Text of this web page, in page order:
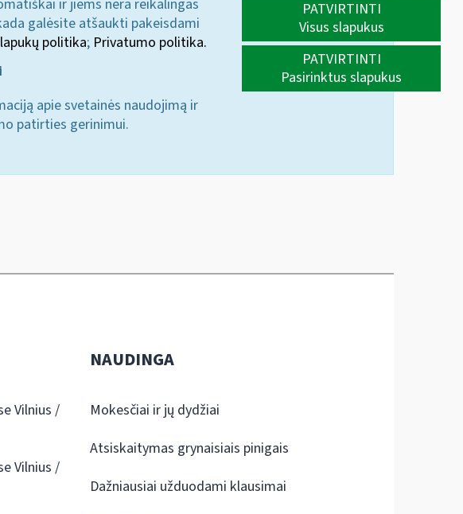
ir jiems nėra reikalingas
galėsite atšaukti pakeisdami
politika; Privatumo politika.
apie svetainės naudojimą ir
patirties gerinimui.
PATVIRTINTI
Visus slapukus
PATVIRTINTI
Pasirinktus slapukus
Vilnius /
Vilnius /
NAUDINGA
Mokesčiai ir jų dydžiai
Atsiskaitymas grynaisiais pinigais
Dažniausiai užduodami klausimai